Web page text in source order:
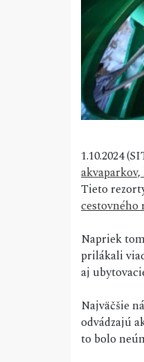
1.10.2024
Tieto
cestovného
Napriek
prilákali
aj
Najväčšie
odvádzajú
to bolo